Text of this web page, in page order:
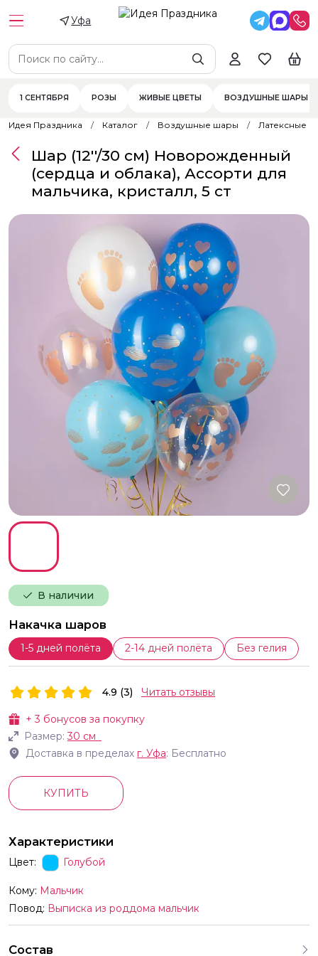
Уфа
1 СЕНТЯБРЯ РОЗЫ ЖИВЫЕ ЦВЕТЫ ВОЗДУШНЫЕ ШАРЫ
Идея Праздника Каталог Воздушные шары Латексные
В наличии
Накачка шаров
1-5 дней полёта 2-14 дней полёта Без гелия
Шар (12''/30 см) Новорожденный
(сердца и облака), Ассорти для
мальчика, кристалл, 5 ст
+3 бонусов за покупку
Размер:30 см
Доставка в пределах г. Уфа: Бесплатно
4.9 (3) Читать отзывы
КУПИТЬ
Характеристики
Цвет: Голубой
Кому: Мальчик
Повод: Выписка из роддома мальчик
Состав